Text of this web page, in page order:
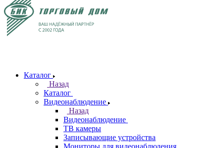
Каталог
Назад
Каталог
Видеонаблюдение
Назад
Видеонаблюдение
ТВ камеры
Записывающие устройства
Мониторы для видеонаблюдения